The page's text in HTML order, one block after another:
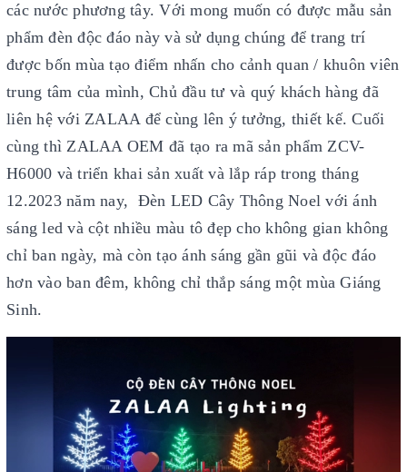
các nước phương tây. Với mong muốn có được mẫu sản
phẩm đèn độc đáo này và sử dụng chúng để trang trí
được bốn mùa tạo điểm nhấn cho cảnh quan / khuôn viên
trung tâm của mình, Chủ đầu tư và quý khách hàng đã
liên hệ với ZALAA để cùng lên ý tưởng, thiết kế. Cuối
cùng thìZALAA OEM đã tạo ra mã sản phẩm ZCV-
H6000 và triển khai sản xuất và lắp ráp trong tháng
12.2023 năm nay, Đèn LED Cây Thông Noel với ánh
sáng led và cột nhiều màu tô đẹp cho không gian không
chỉ ban ngày, mà còn tạo ánh sáng gần gũi và độc đáo
hơn vào ban đêm, không chỉ thắp sáng một mùa Giáng
Sinh.